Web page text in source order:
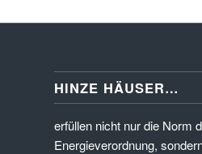
HINZE HÄUSER…
erfüllen nicht nur die Norm
Energieverordnung,